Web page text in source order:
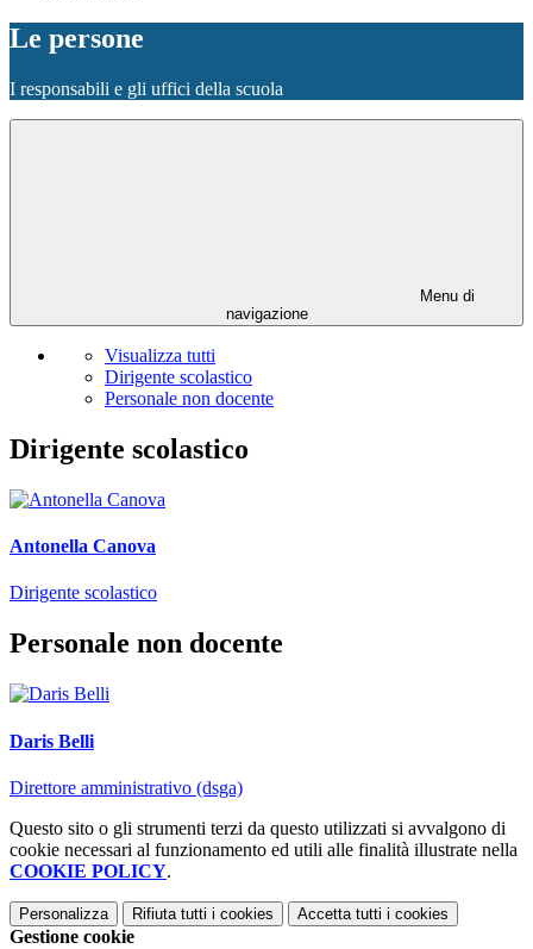
Le persone
I responsabili e gli uffici della scuola
Menu di
navigazione
Visualizza tutti
Dirigente scolastico
Personale non docente
Dirigente scolastico
Antonella Canova
Dirigente scolastico
Personale non docente
Daris Belli
Direttore amministrativo (dsga)
Questo sito o gli strumenti terzi da questo utilizzati si avvalgono di
cookie necessari al funzionamento ed utili alle finalità illustrate nella
COOKIE POLICY.
Personalizza Rifiuta tutti i cookies Accetta tutti i cookies
Gestione cookie